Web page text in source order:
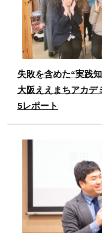
失敗を含めた“実践
大阪ええまちアカデ
5レポート